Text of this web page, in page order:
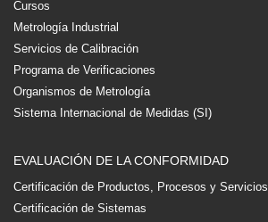
Cursos
Metrología Industrial
Servicios de Calibración
Programa de Verificaciones
Organismos de Metrología
Sistema Internacional de Medidas (SI)
EVALUACIÓN DE LA CONFORMIDAD
Certificación de Productos, Procesos y Servicios
Certificación de Sistemas